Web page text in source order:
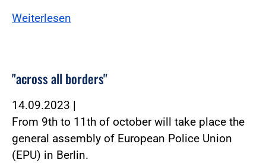
Weiterlesen
"across all borders"
14.09.2023 |
From 9th to 11th of october will take place the
general assembly of European Police Union
(EPU) in Berlin.